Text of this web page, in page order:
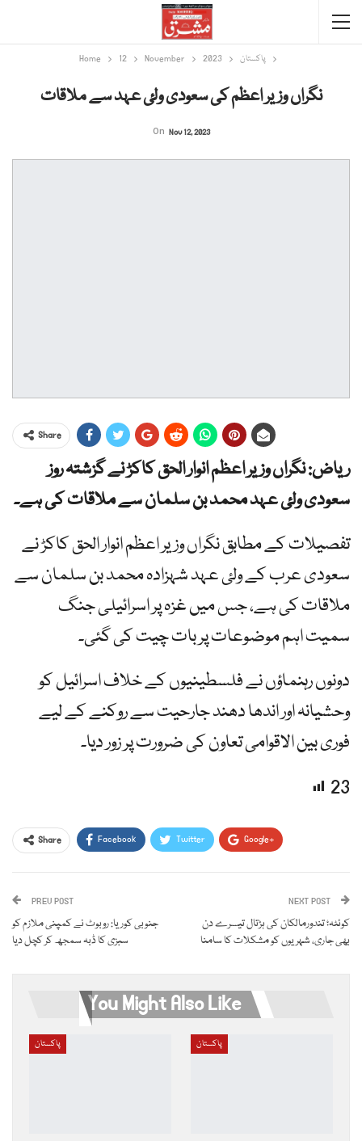
Home 12 November 2023 پاکستان
نگراں وزیر اعظم کی سعودی ولئ عہد سے ملاقات
On Nov 12, 2023
Share
ریاض: نگراں وزیر اعظم انوار الحق کاکڑ نے گزشتہ روز
سعودی ولئ عہد محمد بن سلمان سے ملاقات کی ہے۔
تفصیلات کے مطابق نگراں وزیر اعظم انوار الحق کاکڑ نے
سعودی عرب کے ولئ عہد شہزادہ محمد بن سلمان سے
ملاقات کی ہے، جس میں غزہ پر اسرائیلی جنگ
سمیت اہم موضوعات پر بات چیت کی گئی۔
دونوں رہنماؤں نے فلسطینیوں کے خلاف اسرائیل کو
وحشیانہ اور اندھا دھند جارحیت سے روکنے کے لیے
فوری بین الاقوامی تعاون کی ضرورت پر زور دیا۔
23
Share Facebook Twitter Google+
Email
PREV POST
جنوبی کوریا: روبوٹ نے کمپنی ملازم کو
سبزی کا ڈبہ سمجھ کر کچل دیا
NEXT POST
کوئٹہ؛ تندورمالکان کی ہڑتال تیسرے دن
بھی جاری، شہریوں کو مشکلات کا سامنا
You Might Also Like
پاکستان پاکستان